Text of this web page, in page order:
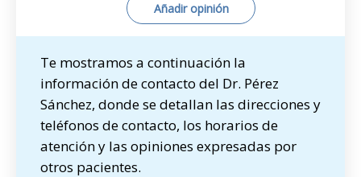
Añadir opinión
Te mostramos a continuación la
información de contacto del Dr. Pérez
Sánchez, donde se detallan las direcciones y
teléfonos de contacto, los horarios de
atención y las opiniones expresadas por
otros pacientes.